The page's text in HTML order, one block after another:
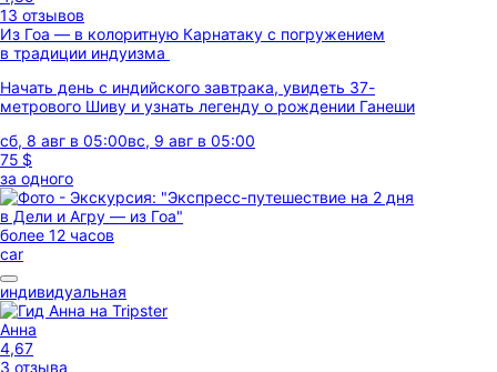
13 отзывов
Из Гоа — в колоритную Карнатаку с погружением
в традиции индуизма
Начать день с индийского завтрака, увидеть 37-
метрового Шиву и узнать легенду о рождении Ганеши
сб, 8 авг в 05:00вс, 9 авг в 05:00
75 $
за одного
более 12 часов
car
индивидуальная
Анна
4,67
3 отзыва